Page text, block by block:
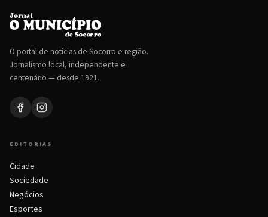
O portal de notícias de Socorro e região.
Jornalismo local, independente e
centenário — desde 1921.
EDITORIAS
Cidade
Sociedade
Negócios
Esportes